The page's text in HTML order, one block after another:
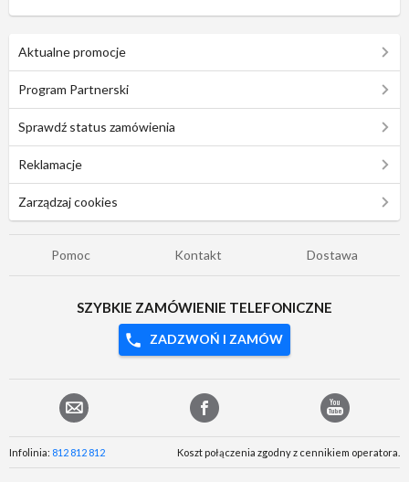
Aktualne promocje
Program Partnerski
Sprawdź status zamówienia
Reklamacje
Zarządzaj cookies
Pomoc Kontakt Dostawa
SZYBKIE ZAMÓWIENIE TELEFONICZNE
ZADZWOŃ I ZAMÓW
Infolinia: 812 812 812 Koszt połączenia zgodny z cennikiem operatora.